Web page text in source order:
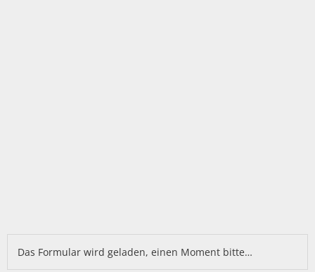
Das Formular wird geladen, einen Moment bitte…